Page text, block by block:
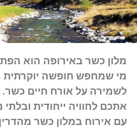
מלון כשר באירופה הוא
מי שמחפש חופשה יוקרתית
לשמירה על אורח חיים כשר.
אתכם לחוויה ייחודית
עם אירוח במלון כשר